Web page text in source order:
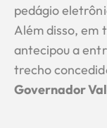
pedágio
Além disso, em
antecipou a
trecho
Governador